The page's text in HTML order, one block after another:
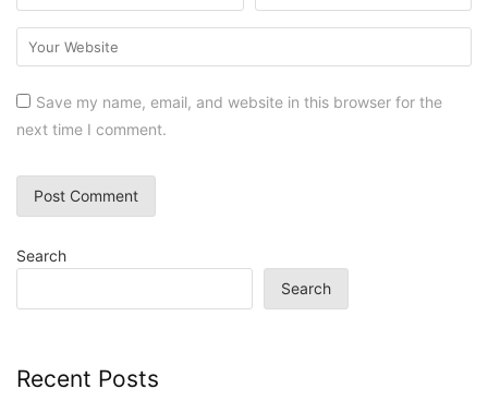
Save my name, email, and website in this browser for the
next time I comment.
Search
Search
Recent Posts